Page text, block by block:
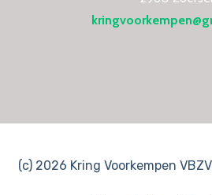
(c) 2026 Kring Voorkempen